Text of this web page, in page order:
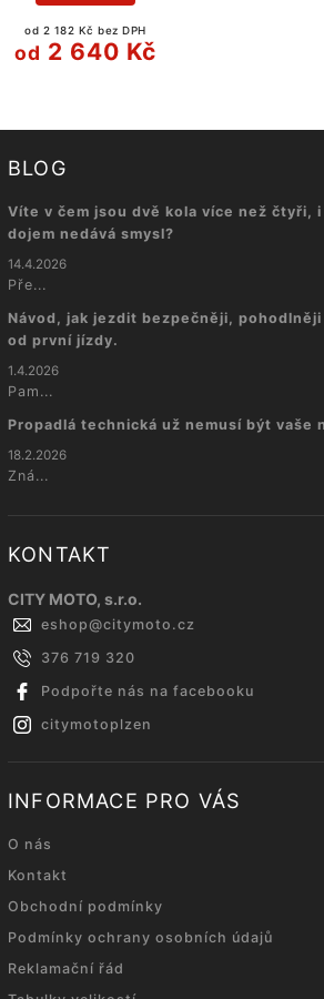
od 2 182 Kč bez DPH
od 2 640 Kč
BLOG
Víte v čem jsou dvě kola více než čtyři,
dojem nedává smysl?
14.4.2026
Pře...
Návod, jak jezdit bezpečněji,
od první jízdy.
1.4.2026
Pam...
Propadlá technická už nemusí být vaše
18.2.2026
Zná...
KONTAKT
CITY MOTO, s.r.o.
eshop@citymoto.cz
376 719 320
Podpořte nás na facebooku
citymotoplzen
INFORMACE PRO VÁS
O nás
Kontakt
Obchodní podmínky
Podmínky ochrany osobních údajů
Reklamační řád